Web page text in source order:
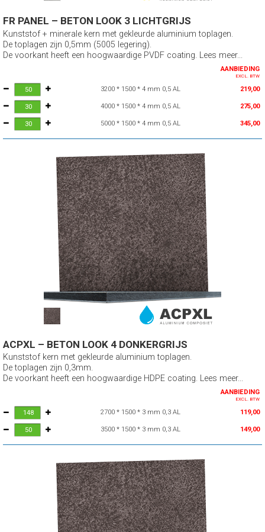
FR PANEL – BETON LOOK 3 LICHTGRIJS
Kunststof + minerale kern met gekleurde aluminium toplagen.
De toplagen zijn 0,5mm (5005 legering).
De voorkant heeft een hoogwaardige PVDF coating. Lees meer...
AANBIEDING
EXCL. BTW
3200 * 1500 * 4 mm 0,5 AL 219,00
4000 * 1500 * 4 mm 0,5 AL 275,00
5000 * 1500 * 4 mm 0,5 AL 345,00
ACPXL – BETON LOOK 4 DONKERGRIJS
Kunststof kern met gekleurde aluminium toplagen.
De toplagen zijn 0,3mm.
De voorkant heeft een hoogwaardige HDPE coating. Lees meer...
AANBIEDING
EXCL. BTW
2700 * 1500 * 3 mm 0,3 AL 119,00
3500 * 1500 * 3 mm 0,3 AL 149,00